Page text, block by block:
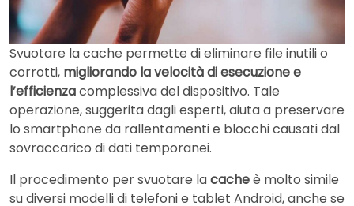
Svuotare la cache permette di eliminare file inutili o
corrotti, migliorando la velocità di esecuzione e
l’efficienzacomplessiva del dispositivo. Tale
operazione, suggerita dagli esperti, aiuta a preservare
lo smartphone da rallentamenti e blocchi causati dal
sovraccarico di dati temporanei.
Il procedimento per svuotare lacacheè molto simile
su diversi modelli di telefoni e tablet Android, anche se